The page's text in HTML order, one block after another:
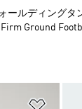
ールディングタ
Firm Ground